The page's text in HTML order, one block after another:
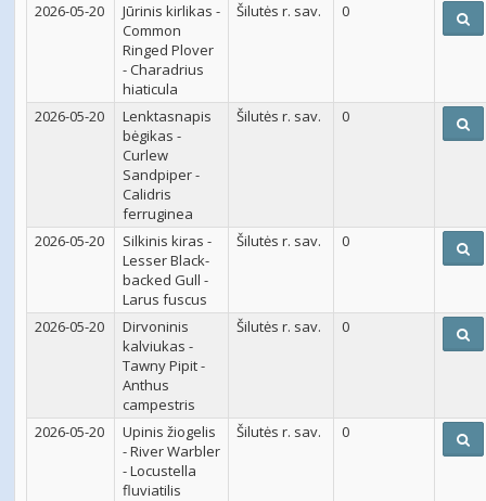
2026-05-20
Jūrinis kirlikas -
Common
Ringed Plover
- Charadrius
hiaticula
Šilutės r. sav. 0
2026-05-20
Lenktasnapis
bėgikas -
Curlew
Sandpiper -
Calidris
ferruginea
Šilutės r. sav. 0
2026-05-20
Silkinis kiras -
Lesser Black-
backed Gull -
Larus fuscus
Šilutės r. sav. 0
2026-05-20
Dirvoninis
kalviukas -
Tawny Pipit -
Anthus
campestris
Šilutės r. sav. 0
2026-05-20
Upinis žiogelis
- River Warbler
- Locustella
fluviatilis
Šilutės r. sav. 0